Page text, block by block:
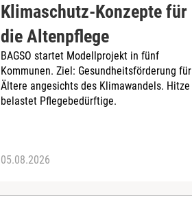
Klimaschutz-Konzepte für
die Altenpflege
BAGSO startet Modellprojekt in fünf
Kommunen. Ziel: Gesundheitsförderung für
Ältere angesichts des Klimawandels. Hitze
belastet Pflegebedürftige.
05.08.2026